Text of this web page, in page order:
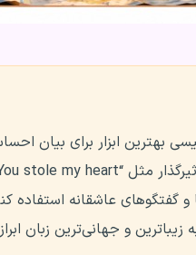
بهترین ابزار برای بیان
و گفتگوهای عاشقانه
و جهانی‌ترین زبان